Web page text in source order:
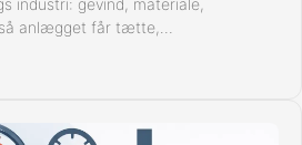
industri: gevind, materiale,
anlægget får tætte,